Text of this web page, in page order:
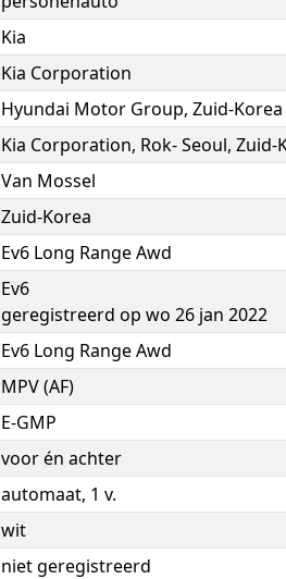
Kia
Kia Corporation
Hyundai Motor Group, Zuid-Korea
Kia Corporation, Rok- Seoul, Zuid-
Van Mossel
Zuid-Korea
Ev6 Long Range Awd
Ev6
geregistreerd op wo 26 jan 2022
Ev6 Long Range Awd
MPV (AF)
E-GMP
voor én achter
automaat, 1 v.
wit
niet geregistreerd